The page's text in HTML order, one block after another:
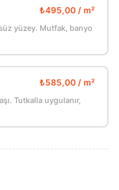
yüzey. Mutfak, banyo
Tutkalla uygulanır,